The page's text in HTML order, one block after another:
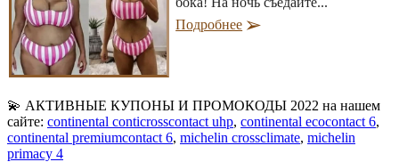
Подробнее
💫 АКТИВНЫЕ КУПОНЫ И ПРОМОКОДЫ 2022 на нашем
сайте: continental conticrosscontact uhp, continental ecocontact 6,
continental premiumcontact 6, michelin crossclimate, michelin
primacy 4